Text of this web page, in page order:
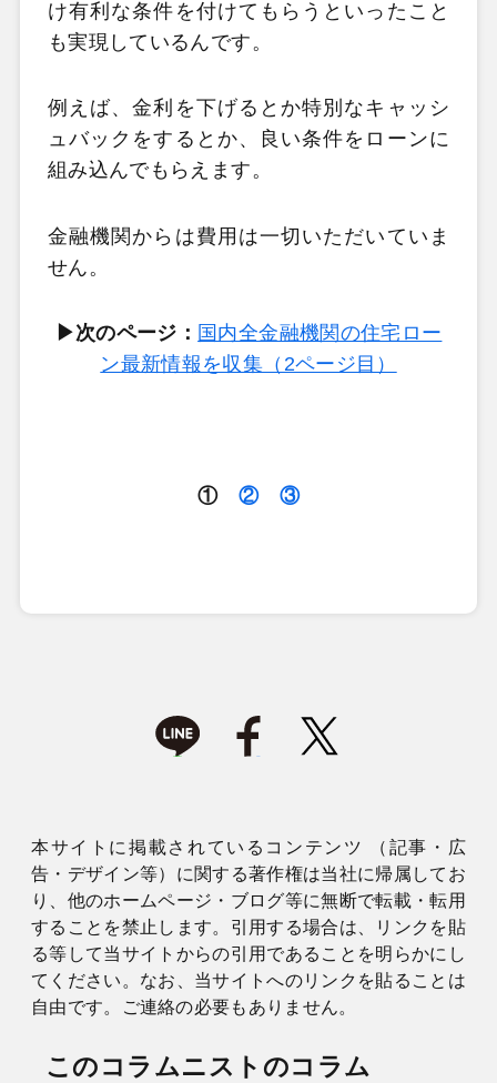
け有利な条件を付けてもらうといったこと
も実現しているんです。
例えば、金利を下げるとか特別なキャッシ
ュバックをするとか、良い条件をローンに
組み込んでもらえます。
金融機関からは費用は一切いただいていま
せん。
▶次のページ： 国内全金融機関の住宅ロー
ン最新情報を収集（2ページ目）
① ② ③
本サイトに掲載されているコンテンツ （記事・広
告・デザイン等）に関する著作権は当社に帰属してお
り、他のホームページ・ブログ等に無断で転載・転用
することを禁止します。引用する場合は、リンクを貼
る等して当サイトからの引用であることを明らかにし
てください。なお、当サイトへのリンクを貼ることは
自由です。ご連絡の必要もありません。
このコラムニストのコラム